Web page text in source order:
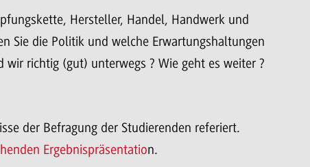
Hersteller, Handel, Handwerk und
Sie die Politik und welche Erwartungshaltungen
richtig (gut) unterwegs ? Wie geht es weiter ?
der Befragung der Studierenden referiert.
Ergebnispräsentation.